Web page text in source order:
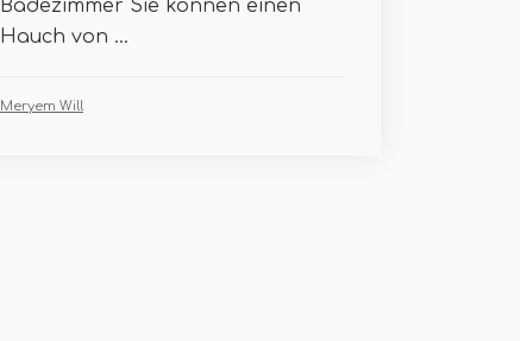
Badezimmer Sie können einen
Hauch von ...
Meryem Will